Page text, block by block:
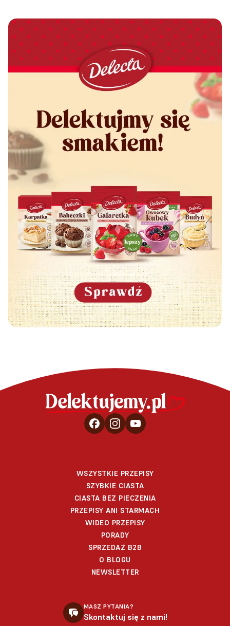
WSZYSTKIE PRZEPISY
SZYBKIE CIASTA
CIASTA BEZ PIECZENIA
PRZEPISY ANI STARMACH
WIDEO PRZEPISY
PORADY
SPRZEDAŻ B2B
O BLOGU
NEWSLETTER
MASZ PYTANIA?
Skontaktuj się z nami!